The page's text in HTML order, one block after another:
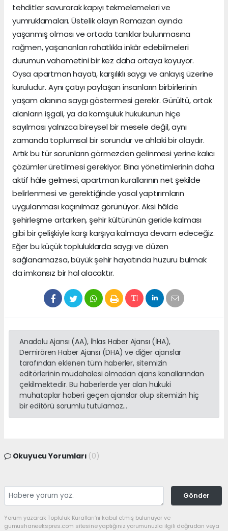
tehditler savurarak kapıyı tekmelemeleri ve
yumruklamaları. Üstelik olayın Ramazan ayında
yaşanmış olması ve ortada tanıklar bulunmasına
rağmen, yaşananları rahatlıkla inkâr edebilmeleri
durumun vahametini bir kez daha ortaya koyuyor.
Oysa apartman hayatı, karşılıklı saygı ve anlayış üzerine
kuruludur. Aynı çatıyı paylaşan insanların birbirlerinin
yaşam alanına saygı göstermesi gerekir. Gürültü, ortak
alanların işgali, ya da komşuluk hukukunun hiçe
sayılması yalnızca bireysel bir mesele değil, aynı
zamanda toplumsal bir sorundur ve ahlaki bir olaydır.
Artık bu tür sorunların görmezden gelinmesi yerine kalıcı
çözümler üretilmesi gerekiyor. Bina yönetimlerinin daha
aktif hâle gelmesi, apartman kurallarının net şekilde
belirlenmesi ve gerektiğinde yasal yaptırımların
uygulanması kaçınılmaz görünüyor. Aksi hâlde
şehirleşme artarken, şehir kültürünün geride kalması
gibi bir çelişkiyle karşı karşıya kalmaya devam edeceğiz.
Eğer bu küçük topluluklarda saygı ve düzen
sağlanamazsa, büyük şehir hayatında huzuru bulmak
da imkansız bir hal alacaktır.
Anadolu Ajansı (AA), İhlas Haber Ajansı (İHA),
Demirören Haber Ajansı (DHA) ve diğer ajanslar
tarafından eklenen tüm haberler, sitemizin
editörlerinin müdahalesi olmadan ajans kanallarından
çekilmektedir. Bu haberlerde yer alan hukuki
muhataplar haberi geçen ajanslar olup sitemizin hiç
bir editörü sorumlu tutulamaz...
Okuyucu Yorumları (0)
Gönder
Yorum yazarak Topluluk Kuralları’nı kabul etmiş bulunuyor ve
gumushaneekspres.com sitesine yaptığınız yorumunuzla ilgili doğrudan veya